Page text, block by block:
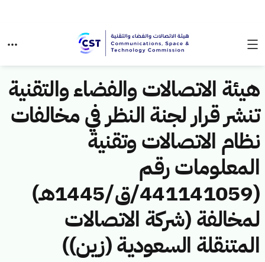
هيئة الاتصالات والفضاء والتقنية
تنشر قرار لجنة النظر في مخالفات
نظام الاتصالات وتقنية
المعلومات رقم
(441141059/ق/1445هـ)
لمخالفة (شركة الاتصالات
المتنقلة السعودية (زين))